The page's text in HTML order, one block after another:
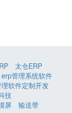
太仓ERP
erp管理系统软件
软件定制开发
技
屏
输送带